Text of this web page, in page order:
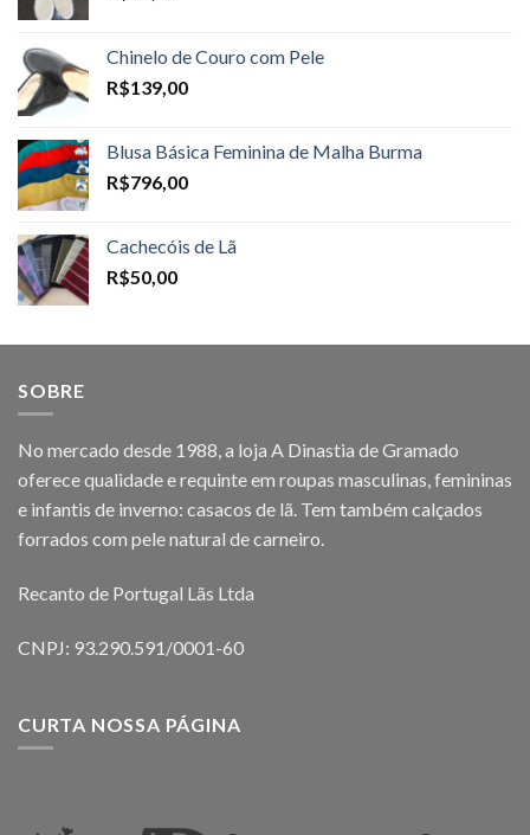
Chinelo de Couro com Pele
R$139,00
Blusa Básica Feminina de Malha Burma
R$796,00
Cachecóis de Lã
R$50,00
SOBRE
No mercado desde 1988, a loja A Dinastia de Gramado
oferece qualidade e requinte em roupas masculinas, femininas
e infantis de inverno: casacos de lã. Tem também calçados
forrados com pele natural de carneiro.
Recanto de Portugal Lãs Ltda
CNPJ: 93.290.591/0001-60
CURTA NOSSA PÁGINA